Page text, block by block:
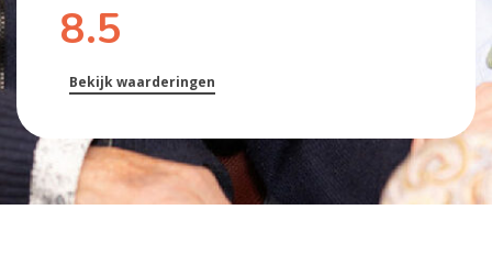
8.5
Bekijk waarderingen